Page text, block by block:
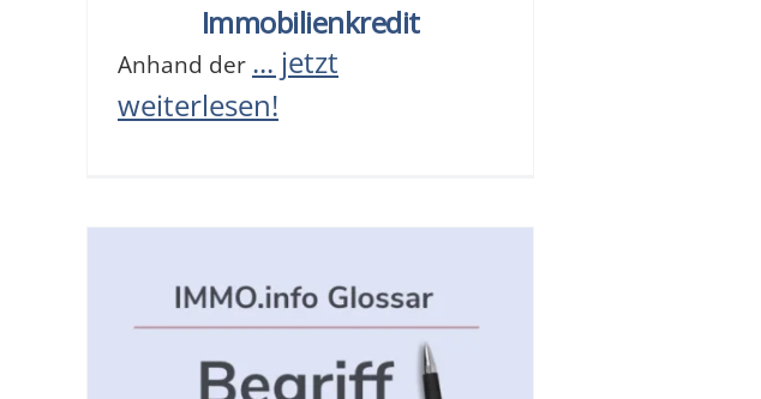
Immobilienkredit
Anhand der ... jetzt
weiterlesen!